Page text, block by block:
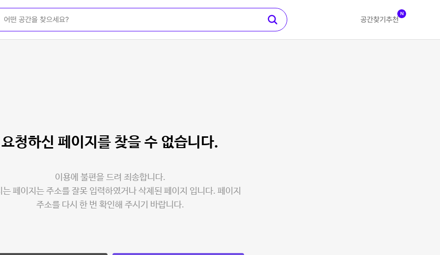
공간찾기 추천
N
요청하신 페이지를 찾을 수 없습니다.
이용에 불편을 드려 죄송합니다.
는 페이지는 주소를 잘못 입력하였거나 삭제된 페이지 입니다. 페이지
주소를 다시 한 번 확인해 주시기 바랍니다.